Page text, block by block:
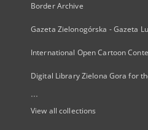
Border Archive
Gazeta Zielonogórska - Gazeta
International Open Cartoon
Digital Library Zielona Gora for
...
View all collections